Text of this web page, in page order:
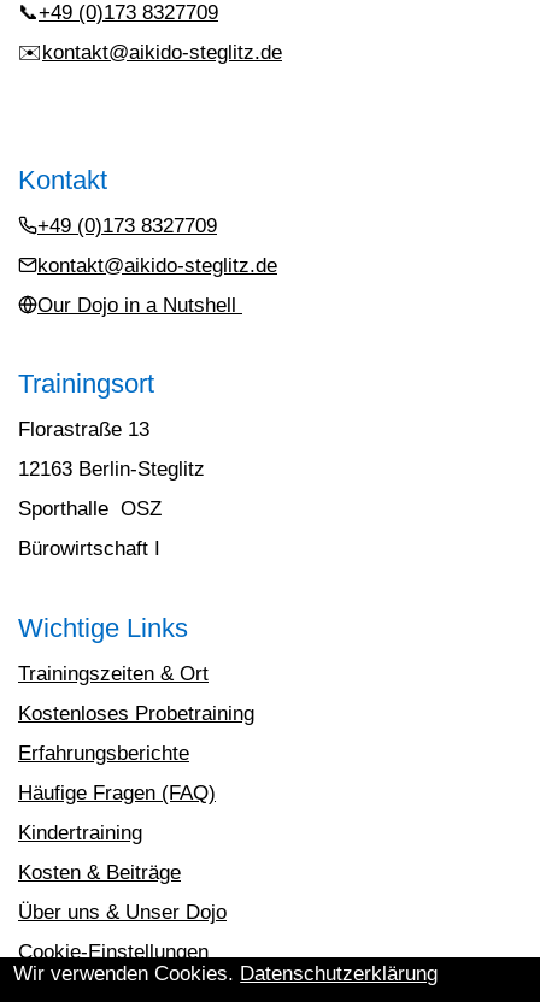
📞+49 (0)173 8327709
✉️kontakt@aikido-steglitz.de
Kontakt
+49 (0)173 8327709
kontakt@aikido-steglitz.de
Our Dojo in a Nutshell
Trainingsort
Florastraße 13
12163 Berlin-Steglitz
Sporthalle OSZ
Bürowirtschaft I
Wichtige Links
Trainingszeiten & Ort
Kostenloses Probetraining
Erfahrungsberichte
Häufige Fragen (FAQ)
Kindertraining
Kosten & Beiträge
Über uns & Unser Dojo
Cookie-Einstellungen
Wir verwenden Cookies. Datenschutzerklärung